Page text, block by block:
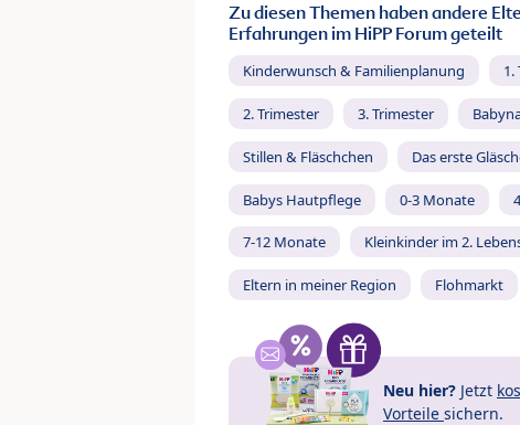
Zu diesen Themen haben andere
Erfahrungen im HiPP Forum geteilt
Kinderwunsch & Familienplanung 1.
2. Trimester 3. Trimester
Stillen & Fläschchen Das erste
Babys Hautpflege 0-3 Monate
7-12 Monate Kleinkinder im 2.
Eltern in meiner Region Flohmarkt
Neu hier? Jetzt
Vorteile sichern.